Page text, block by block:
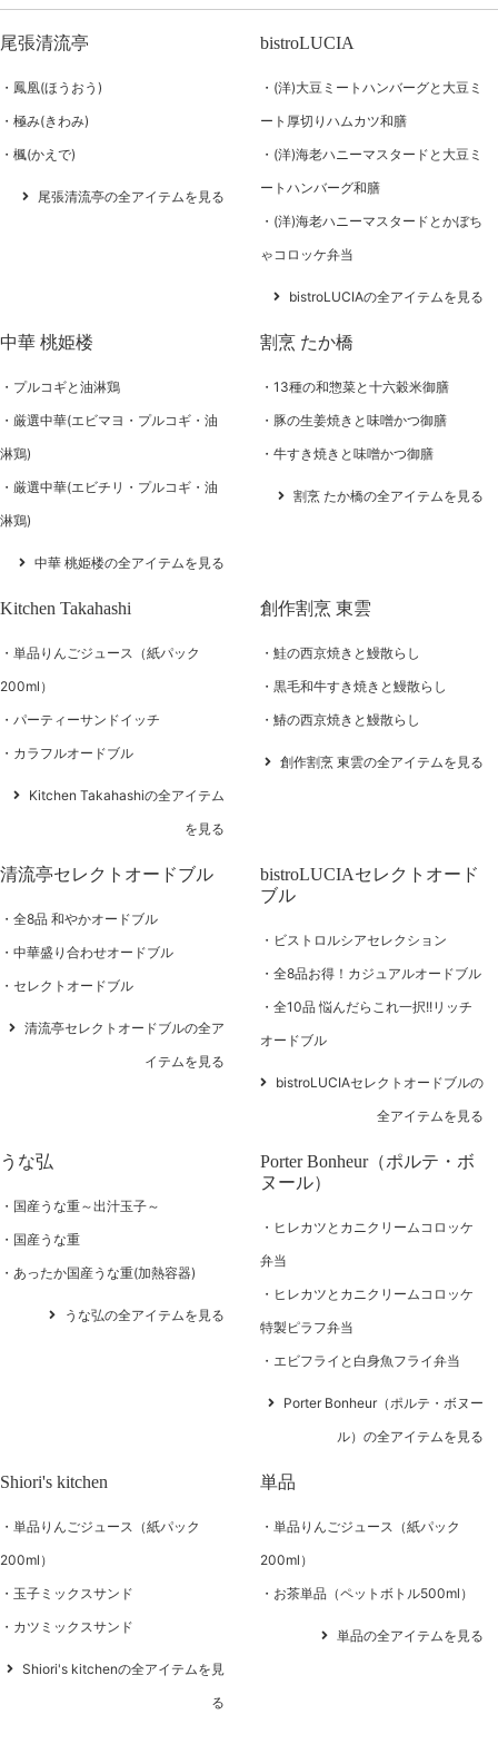
尾張清流亭
鳳凰(ほうおう)
極み(きわみ)
楓(かえで)
尾張清流亭の全アイテムを見る
bistroLUCIA
(洋)大豆ミートハンバーグと大豆ミ
ート厚切りハムカツ和膳
(洋)海老ハニーマスタードと大豆ミ
ートハンバーグ和膳
(洋)海老ハニーマスタードとかぼち
ゃコロッケ弁当
bistroLUCIAの全アイテムを見る
中華 桃姫楼
プルコギと油淋鶏
厳選中華(エビマヨ・プルコギ・油
淋鶏)
厳選中華(エビチリ・プルコギ・油
淋鶏)
中華 桃姫楼の全アイテムを見る
割烹 たか橋
13種の和惣菜と十六穀米御膳
豚の生姜焼きと味噌かつ御膳
牛すき焼きと味噌かつ御膳
割烹 たか橋の全アイテムを見る
Kitchen Takahashi
単品りんごジュース（紙パック
200ml）
パーティーサンドイッチ
カラフルオードブル
Kitchen Takahashiの全アイテム
を見る
創作割烹 東雲
鮭の西京焼きと鰻散らし
黒毛和牛すき焼きと鰻散らし
鰆の西京焼きと鰻散らし
創作割烹 東雲の全アイテムを見る
清流亭セレクトオードブル
全8品 和やかオードブル
中華盛り合わせオードブル
セレクトオードブル
清流亭セレクトオードブルの全ア
イテムを見る
bistroLUCIAセレクトオード
ブル
ビストロルシアセレクション
全8品お得！カジュアルオードブル
全10品 悩んだらこれ一択!!リッチ
オードブル
bistroLUCIAセレクトオードブルの
全アイテムを見る
うな弘
国産うな重～出汁玉子～
国産うな重
あったか国産うな重(加熱容器)
うな弘の全アイテムを見る
Porter Bonheur（ポルテ・ボ
ヌール）
ヒレカツとカニクリームコロッケ
弁当
ヒレカツとカニクリームコロッケ
特製ピラフ弁当
エビフライと白身魚フライ弁当
Porter Bonheur（ポルテ・ボヌー
ル）の全アイテムを見る
Shiori's kitchen
単品りんごジュース（紙パック
200ml）
玉子ミックスサンド
カツミックスサンド
Shiori's kitchenの全アイテムを見
る
単品
単品りんごジュース（紙パック
200ml）
お茶単品（ペットボトル500ml）
単品の全アイテムを見る